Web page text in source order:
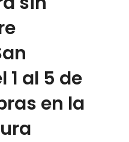
1 al 5 de
en la